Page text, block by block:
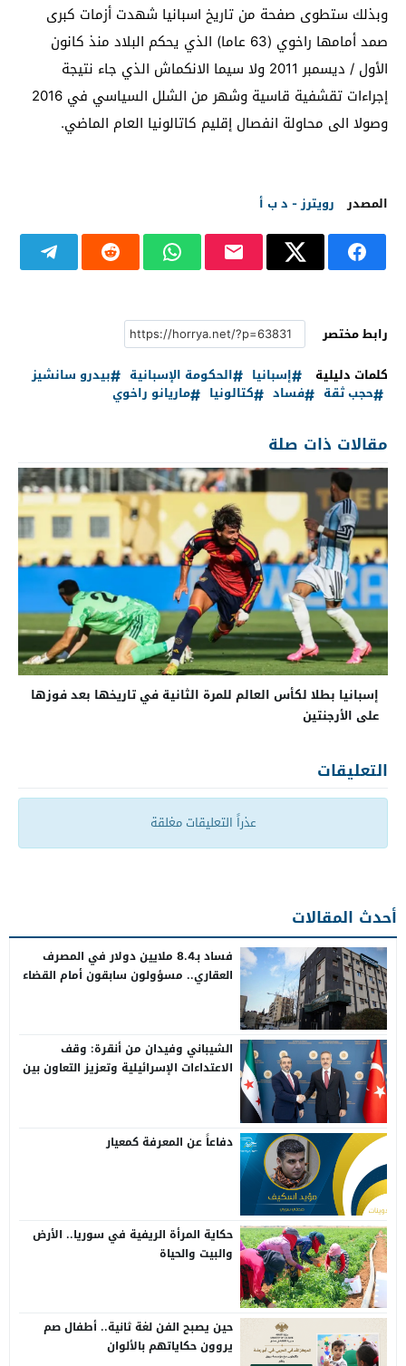
وبذلك ستطوى صفحة من تاريخ اسبانيا شهدت أزمات كبرى
صمد أمامها راخوي (63 عاما) الذي يحكم البلاد منذ كانون
الأول / ديسمبر 2011 ولا سيما الانكماش الذي جاء نتيجة
إجراءات تقشفية قاسية وشهر من الشلل السياسي في 2016
وصولا الى محاولة انفصال إقليم كاتالونيا العام الماضي.
المصدر رويترز - د ب أ
رابط مختصر
كلمات دليلية
إسبانيا الحكومة الإسبانية
بيدرو سانشيز
حجب ثقة
فساد كتالونيا ماريانو راخوي
مقالات ذات صلة
إسبانيا بطلا لكأس العالم للمرة الثانية في تاريخها بعد فوزها
على الأرجنتين
التعليقات
عذراً التعليقات مغلقة
أحدث المقالات
فساد بـ8.4 ملايين دولار في المصرف
العقاري.. مسؤولون سابقون أمام القضاء
الشيباني وفيدان من أنقرة: وقف
الاعتداءات الإسرائيلية وتعزيز التعاون بين
دفاعاً عن المعرفة كمعيار
حكاية المرأة الريفية في سوريا.. الأرض
والبيت والحياة
حين يصبح الفن لغة ثانية.. أطفال صم
يروون حكاياتهم بالألوان